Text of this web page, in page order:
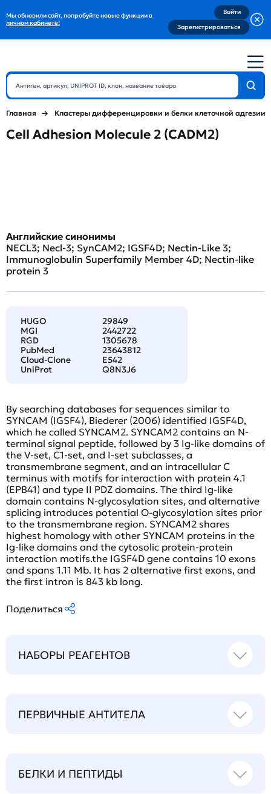
Мы обновили сайт, попробуйте новые функции в
личном кабинете!
Войти
Зарегистрироваться
Главная Кластеры дифференцировки и белки клеточной адгезии
Cell Adhesion Molecule 2 (CADM2)
Английские синонимы
NECL3; Necl-3; SynCAM2; IGSF4D; Nectin-Like 3;
Immunoglobulin Superfamily Member 4D; Nectin-like
protein 3
HUGO
29849
MGI
2442722
RGD
1305678
PubMed
23643812
Cloud-Clone
E542
UniProt
Q8N3J6
By searching databases for sequences similar to
SYNCAM (IGSF4), Biederer (2006) identified IGSF4D,
which he called SYNCAM2. SYNCAM2 contains an N-
terminal signal peptide, followed by 3 Ig-like domains of
the V-set, C1-set, and I-set subclasses, a
transmembrane segment, and an intracellular C
terminus with motifs for interaction with protein 4.1
(EPB41) and type II PDZ domains. The third Ig-like
domain contains N-glycosylation sites, and alternative
splicing introduces potential O-glycosylation sites prior
to the transmembrane region. SYNCAM2 shares
highest homology with other SYNCAM proteins in the
Ig-like domains and the cytosolic protein-protein
interaction motifs.the IGSF4D gene contains 10 exons
and spans 1.11 Mb. It has 2 alternative first exons, and
the first intron is 843 kb long.
Поделиться
НАБОРЫ РЕАГЕНТОВ
ПЕРВИЧНЫЕ АНТИТЕЛА
БЕЛКИ И ПЕПТИДЫ